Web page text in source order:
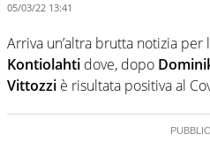
05/03/22 13:41
Arriva un’altra brutta notizia per
Kontiolahti dove, dopo
Vittozzi è risultata positiva al